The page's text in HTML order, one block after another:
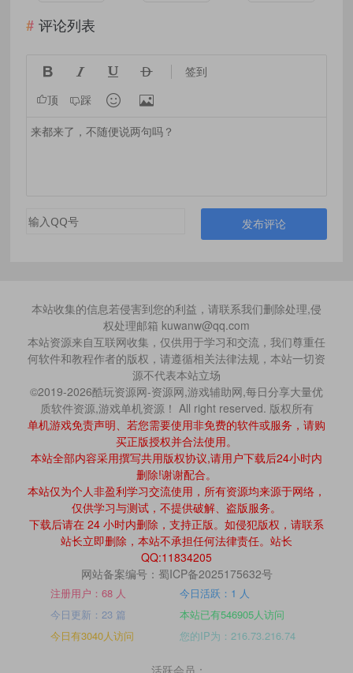
评论列表
    签到
顶 踩  
发布评论
本站收集的信息若侵害到您的利益，请联系我们删除处理,侵
权处理邮箱 kuwanw@qq.com
本站资源来自互联网收集，仅供用于学习和交流，我们尊重任
何软件和教程作者的版权，请遵循相关法律法规，本站一切资
源不代表本站立场
©2019-2026酷玩资源网-资源网,游戏辅助网,每日分享大量优
质软件资源,游戏单机资源！ All right reserved. 版权所有
单机游戏免责声明、若您需要使用非免费的软件或服务，请购
买正版授权并合法使用。
本站全部内容采用撰写共用版权协议,请用户下载后24小时内
删除!谢谢配合。
本站仅为个人非盈利学习交流使用，所有资源均来源于网络，
仅供学习与测试，不提供破解、盗版服务。
下载后请在 24 小时内删除，支持正版。如侵犯版权，请联系
站长立即删除，本站不承担任何法律责任。站长
QQ:11834205
网站备案编号：蜀ICP备2025175632号
注册用户：68 人
今日活跃：1 人
今日更新：23 篇
本站已有546905人访问
今日有3040人访问
您的IP为：216.73.216.74
活跃会员：